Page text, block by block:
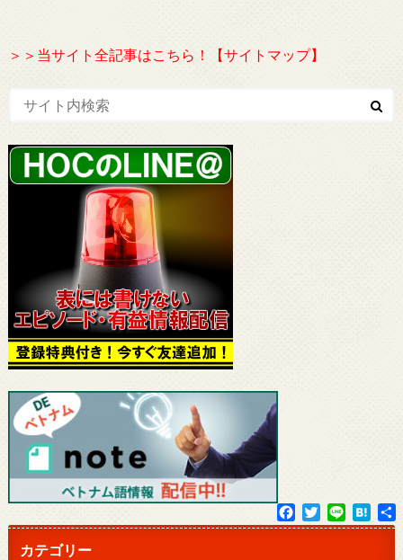
＞＞当サイト全記事はこちら！【サイトマップ】
カテゴリー
F
a
T
w
i
H
a